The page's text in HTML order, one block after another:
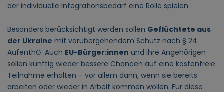
der individuelle Integrationsbedarf eine Rolle spielen.
Besonders berücksichtigt werden sollen Geflüchtete aus
der Ukraine mit vorübergehendem Schutz nach § 24
AufenthG. Auch EU-Bürger:innen und ihre Angehörigen
sollen künftig wieder bessere Chancen auf eine kostenfreie
Teilnahme erhalten – vor allem dann, wenn sie bereits
arbeiten oder wieder in Arbeit kommen wollen. Für diese